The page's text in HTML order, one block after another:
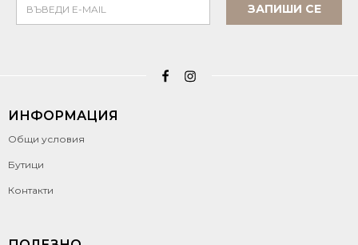
ЗАПИШИ СЕ
ИНФОРМАЦИЯ
Общи условия
Бутици
Контакти